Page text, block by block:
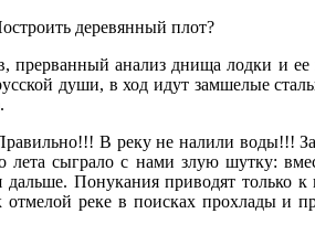
деревянный плот?
анализ днища лодки и
души, в ход идут замшелые
В реку не налили
лета сыграло с нами злую шутку:
дальше. Понукания приводят
реке в поисках прохлады и